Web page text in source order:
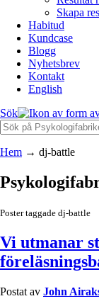
Skapa
Habitud
Kundcase
Blogg
Nyhetsbrev
Kontakt
English
Sök
Hem → dj-battle
Poster taggade dj-battle
Vi utmanar
Postat av John